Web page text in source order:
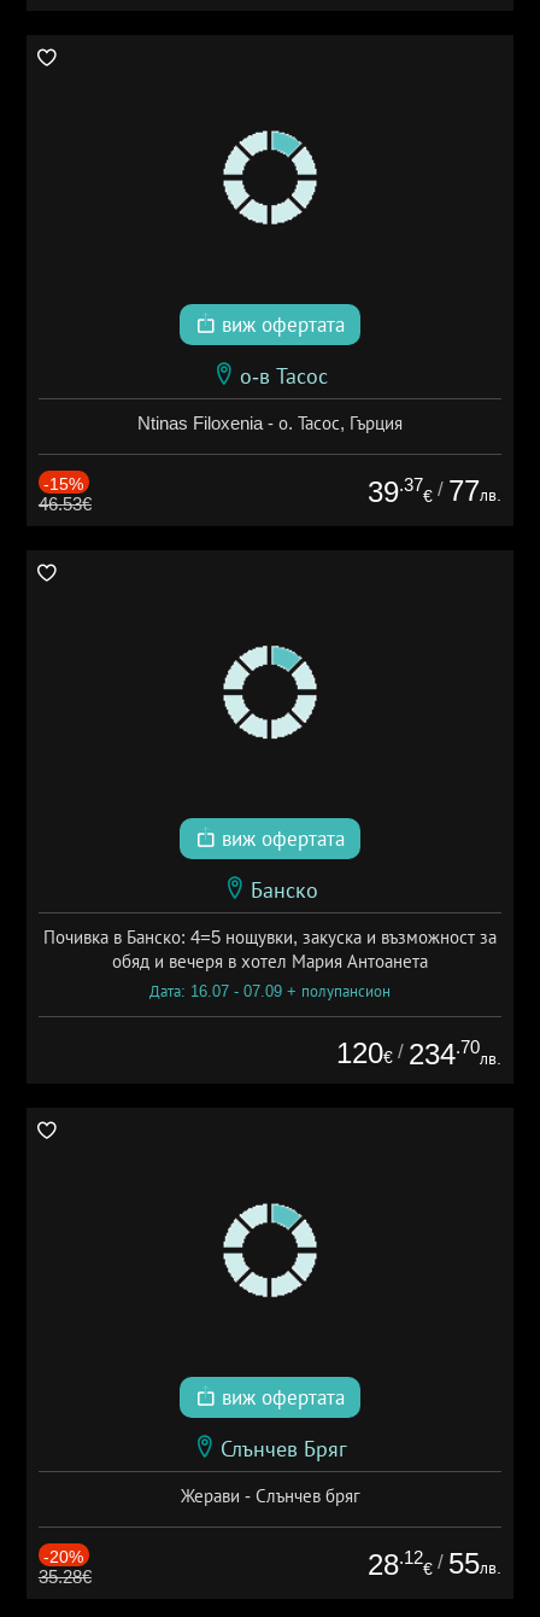
виж офертата
о-в Тасос
Ntinas Filoxenia - о. Тасос, Гърция
-15%
46.53€ 39.37
€ / 77лв.
виж офертата
Банско
Почивка в Банско: 4=5 нощувки, закуска и възможност за
обяд и вечеря в хотел Мария Антоанета
Дата: 16.07 - 07.09 + полупансион
120€ / 234.70
лв.
виж офертата
Слънчев Бряг
Жерави - Слънчев бряг
-20%
35.28€ 28.12
€ / 55лв.